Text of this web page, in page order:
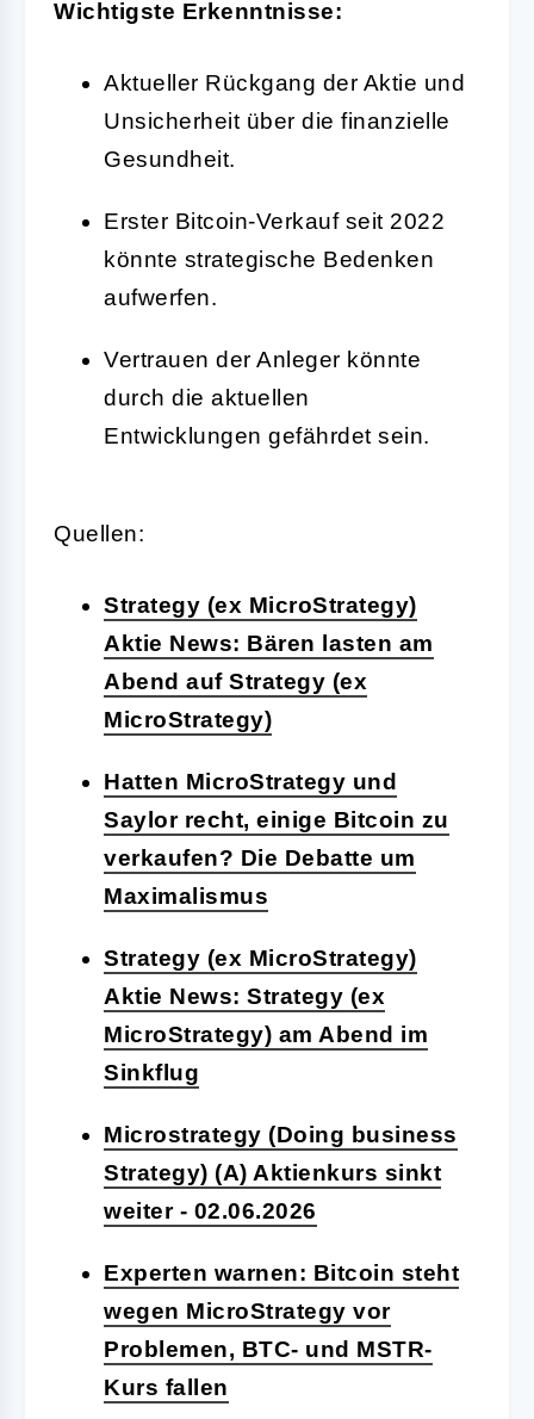
Wichtigste Erkenntnisse:
Aktueller Rückgang der Aktie und
Unsicherheit über die finanzielle
Gesundheit.
Erster Bitcoin-Verkauf seit 2022
könnte strategische Bedenken
aufwerfen.
Vertrauen der Anleger könnte
durch die aktuellen
Entwicklungen gefährdet sein.
Quellen:
Strategy (ex MicroStrategy)
Aktie News: Bären lasten am
Abend auf Strategy (ex
MicroStrategy)
Hatten MicroStrategy und
Saylor recht, einige Bitcoin zu
verkaufen? Die Debatte um
Maximalismus
Strategy (ex MicroStrategy)
Aktie News: Strategy (ex
MicroStrategy) am Abend im
Sinkflug
Microstrategy (Doing business
Strategy) (A) Aktienkurs sinkt
weiter - 02.06.2026
Experten warnen: Bitcoin steht
wegen MicroStrategy vor
Problemen, BTC- und MSTR-
Kurs fallen